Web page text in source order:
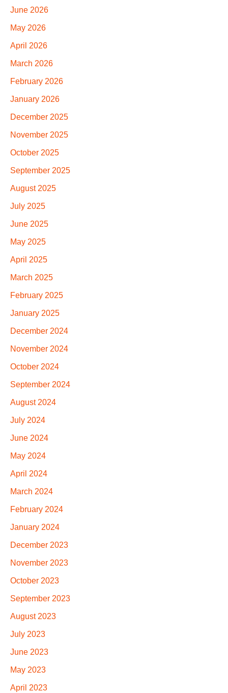
June 2026
May 2026
April 2026
March 2026
February 2026
January 2026
December 2025
November 2025
October 2025
September 2025
August 2025
July 2025
June 2025
May 2025
April 2025
March 2025
February 2025
January 2025
December 2024
November 2024
October 2024
September 2024
August 2024
July 2024
June 2024
May 2024
April 2024
March 2024
February 2024
January 2024
December 2023
November 2023
October 2023
September 2023
August 2023
July 2023
June 2023
May 2023
April 2023